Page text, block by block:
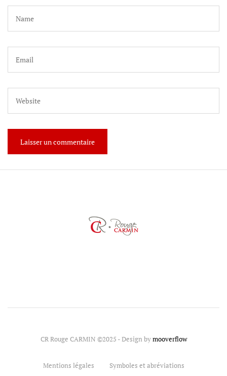
CR Rouge CARMIN ©2025 - Design bymooverflow
Mentions légales Symboles et abréviations